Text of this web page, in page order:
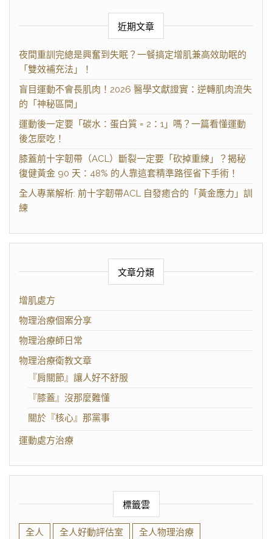
近期文章
夜間重訓完總是興奮到失眠？一餐搞定增肌兼高效助眠的
「雙效補充法」！
盲目運動不會長肌肉！2026 醫學文獻證實：逆轉肌肉流失
的「神秘區間」
運動後一定要「碳水：蛋白質 = 2：1」嗎？一篇看懂運動
後怎麼吃！
膝蓋前十字韌帶（ACL）斷裂一定要「砍掉重練」？揭秘
復健黃金 90 天：48% 的人靠這套精準路徑省下手術！
全人專業解析: 前十字韌帶ACL 自發癒合的「黃金應力」訓
練
文章分類
增肌處方
物理治療個案分享
物理治療師日常
物理治療衛教文章
『肩關節』讓人好不舒服
『膝蓋』沒那麼難懂
關於『核心』那黨事
運動處方治療
標籤雲
全人 全人好動評估室 全人物理治療